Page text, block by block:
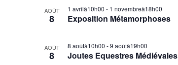
é
c
L
t
AOÛT
8 Exposition Métamorphoses
1 avrilà10h00 - 1 novembreà18h00
AOÛT
8 Joutes Equestres Médiévales
8 aoûtà10h00 -9 aoûtà19h00